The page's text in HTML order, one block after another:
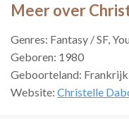
Meer over
Genres: Fantasy / SF,
Geboren: 1980
Geboorteland: Frankrijk
Website: Christelle